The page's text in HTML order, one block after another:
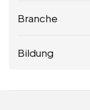
Branche
Bildung